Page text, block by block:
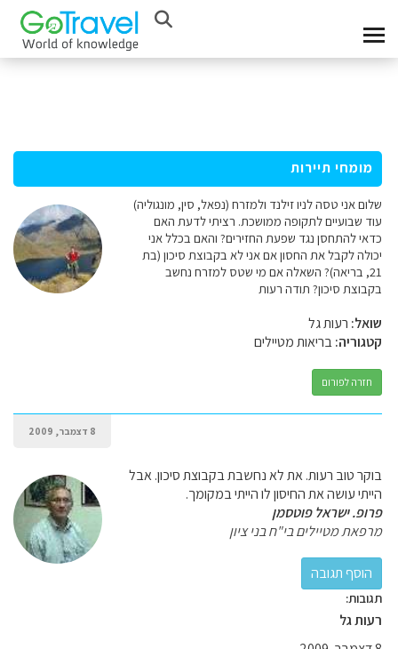
מומחי תיירות
שלום אני טסה לניו זילנד ולמזרח (נפאל, סין, מונגוליה)
עוד שבועיים לתקופה ממושכת. רציתי לדעת האם
כדאי להתחסן נגד שפעת החזירים? והאם בכלל אני
יכולה לקבל את החסון אם אני לא בקבוצת סיכון (בת
21, בריאה)? השאלה אם מי שטס למזרח נחשב
בקבוצת סיכון? תודה רעות
שואל: רעות גל
קטגוריה:בריאות מטיילים
חזרה לפורום
8 דצמבר, 2009
בוקר טוב רעות. את לא נחשבת בקבוצת סיכון. אבל
הייתי עושה את החיסון לו הייתי במקומך.
פרופ. ישראל פוטסמן
מרפאת מטיילים בי"ח בני ציון
תגובות:
רעות גל